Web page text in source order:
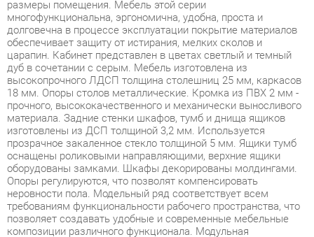
царапин. Кабинет представлен в цветах светлый и темный
дуб в сочетании с серым. Мебель изготовлена из
высокопрочного ЛДСП толщина столешниц 25 мм, каркасов
18 мм. Опоры столов металлические. Кромка из ПВХ 2 мм -
прочного, высококачественного и механически выносливого
материала. Задние стенки шкафов, тумб и днища ящиков
изготовлены из ДСП толщиной 3,2 мм. Используется
прозрачное закаленное стекло толщиной 5 мм. Ящики тумб
оснащены роликовыми направляющими, верхние ящики
оборудованы замками. Шкафы декорированы молдингами.
Опоры регулируются, что позволят компенсировать
неровности пола. Модельный ряд соответствует всем
требованиям функциональности рабочего пространства, что
позволяет создавать удобные и современные мебельные
композиции различного функционала. Модульная
конструкция позволяет собирать уникальные комплекты, что
очень удобно, особенно если мебель будет размещаться в
помещении с нестандартной планировкой. Элегантная
простота форм и функциональность коллекции Swift